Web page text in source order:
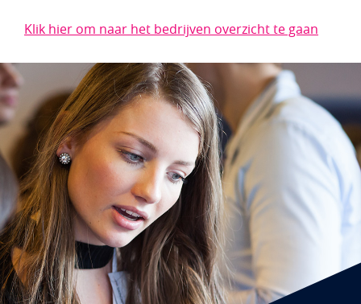
Klik hier om naar het bedrijven overzicht te gaan